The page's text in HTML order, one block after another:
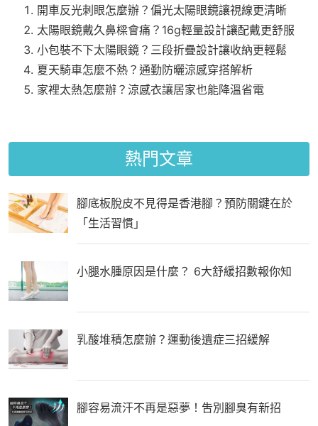
開車反光刺眼怎麼辦？偏光太陽眼鏡讓視線更清晰
太陽眼鏡戴久鼻樑會痛？16g輕量設計讓配戴更舒服
小包裝不下太陽眼鏡？三段折疊設計讓收納更輕鬆
夏天騎車怎麼不熱？通勤防曬涼感穿搭解析
家裡太熱怎麼辦？涼感衣讓居家也能降溫省電
熱門文章
腳底板脫皮不見得是香港腳？預防關鍵在於
「生活習慣」
小腿水腫原因是什麼？ 6大舒緩招數報你知
乳酸堆積怎麼辦？運動後遺症三招緩解
腳容易流汗不再是惡夢！吿別腳臭有新招